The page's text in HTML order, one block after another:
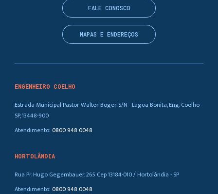
ENGENHEIRO COELHO
Estrada Municipal Pastor Walter Boger, S/N - Lagoa Bonita, Eng. Coelho -
SP, 13448-900
Atendimento:0800 948 0048
HORTOLÂNDIA
Rua Pr. Hugo Gegembauer, 265 Cep 13184-010 / Hortolândia - SP
Atendimento:0800 948 0048
FALE CONOSCO
MAPAS E ENDEREÇOS